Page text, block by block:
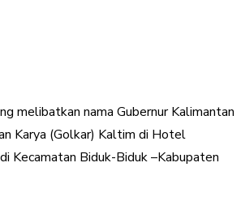
melibatkan nama Gubernur Kalimantan
Karya (Golkar) Kaltim di Hotel
Kecamatan Biduk-Biduk –Kabupaten